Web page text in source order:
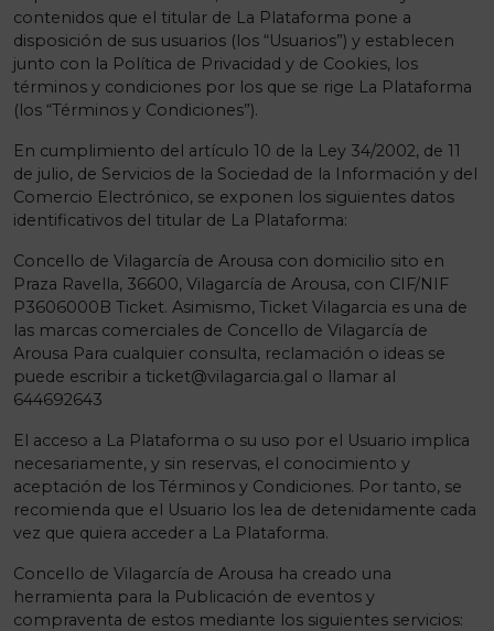
contenidos que el titular de La Plataforma pone a
disposición de sus usuarios (los “Usuarios”) y establecen
junto con la Política de Privacidad y de Cookies, los
términos y condiciones por los que se rige La Plataforma
(los “Términos y Condiciones”).
En cumplimiento del artículo 10 de la Ley 34/2002, de 11
de julio, de Servicios de la Sociedad de la Información y del
Comercio Electrónico, se exponen los siguientes datos
identificativos del titular de La Plataforma:
Concello de Vilagarcía de Arousa con domicilio sito en
Praza Ravella, 36600, Vilagarcía de Arousa, con CIF/NIF
P3606000B Ticket. Asimismo, Ticket Vilagarcia es una de
las marcas comerciales de Concello de Vilagarcía de
Arousa Para cualquier consulta, reclamación o ideas se
puede escribir a ticket@vilagarcia.gal o llamar al
644692643
El acceso a La Plataforma o su uso por el Usuario implica
necesariamente, y sin reservas, el conocimiento y
aceptación de los Términos y Condiciones. Por tanto, se
recomienda que el Usuario los lea de detenidamente cada
vez que quiera acceder a La Plataforma.
Concello de Vilagarcía de Arousa ha creado una
herramienta para la Publicación de eventos y
compraventa de estos mediante los siguientes servicios: